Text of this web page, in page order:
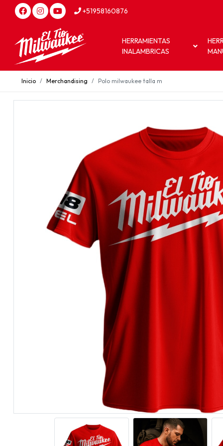
+51958160876
HERRAMIENTAS
INALAMBRICAS
Inicio Merchandising Polo milwaukee talla m